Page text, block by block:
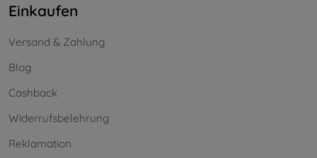
Einkaufen
Versand & Zahlung
Blog
Cashback
Widerrufsbelehrung
Reklamation